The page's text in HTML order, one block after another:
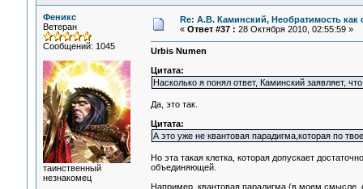
Феникс
Ветеран
Сообщений: 1045
таинственный
незнакомец
Re: А.В. Каминский, Необратимость как
« Ответ #37 : 28 Октября 2010, 02:55:59 »
Urbis Numen
Цитата:
Насколько я понял ответ, Каминский заявляет,
Да, это так.
Цитата:
А это уже не квантовая парадигма,которая по
Но эта такая клетка, которая допускает
объединяющей.
Например, квантовая парадигма (в моем смысле,